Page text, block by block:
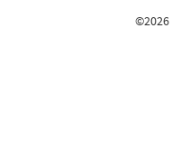
©2026